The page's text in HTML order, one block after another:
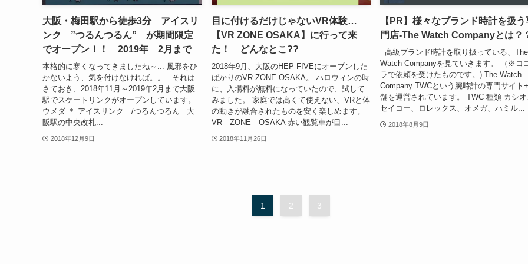
大阪・梅田駅から徒歩3分 アイスリ
ンク ”つるんつるん” が期間限定
でオープン！！ 2019年 2月まで
本格的に寒くなってきましたね～... 風邪をひ
かないよう、気を付けなければ。。 それは
さておき、2018年11月～2019年2月まで大阪
駅でスケートリンクがオープンしています。
ウメダ ＊ アイスリンク /つるんつるん 大
阪駅の中央改札...
2018年12月9日
目に付けるだけじゃないVR体験…
【VR ZONE OSAKA】に行って来
た！ どんなとこ??
2018年9月、大阪のHEP FIVEにオープンした
ばかりのVR ZONE OSAKA。 ハロウィンの時
に、入場料が無料になっていたので、試して
みました。 家庭では高くて使えない、VRと体
の動きが融合されたものを安く楽しめます。
VR ZONE OSAKA 赤い観覧車が目...
2018年11月26日
【PR】様々なブランド時計を扱う
門店-The Watch Companyとは？
高級ブランド時計を取り扱っている、The
Watch Companyを見ていきます。 （※コ
ラで依頼を受けたものです。) The Watch
Company TWCという腕時計の専門サイト
舗を運営されています。 TWC 種類 カシオ
セイコー、ロレックス、オメガ、ハミル...
2018年8月9日
1 2 3